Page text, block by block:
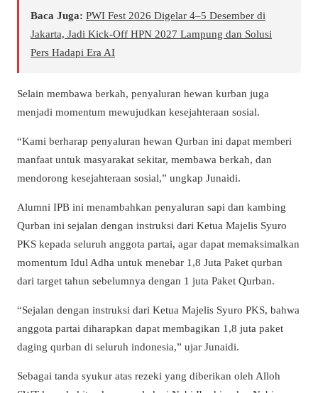
Baca Juga: PWI Fest 2026 Digelar 4–5 Desember di
Jakarta, Jadi Kick-Off HPN 2027 Lampung dan Solusi
Pers Hadapi Era AI
Selain membawa berkah, penyaluran hewan kurban juga
menjadi momentum mewujudkan kesejahteraan sosial.
“Kami berharap penyaluran hewan Qurban ini dapat memberi
manfaat untuk masyarakat sekitar, membawa berkah, dan
mendorong kesejahteraan sosial,” ungkap Junaidi.
Alumni IPB ini menambahkan penyaluran sapi dan kambing
Qurban ini sejalan dengan instruksi dari Ketua Majelis Syuro
PKS kepada seluruh anggota partai, agar dapat memaksimalkan
momentum Idul Adha untuk menebar 1,8 Juta Paket qurban
dari target tahun sebelumnya dengan 1 juta Paket Qurban.
“Sejalan dengan instruksi dari Ketua Majelis Syuro PKS, bahwa
anggota partai diharapkan dapat membagikan 1,8 juta paket
daging qurban di seluruh indonesia,” ujar Junaidi.
Sebagai tanda syukur atas rezeki yang diberikan oleh Alloh